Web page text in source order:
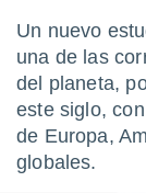
y
forma
digital
basada
Un nuevo
una de las
del planeta,
este siglo,
de Europa,
globales.